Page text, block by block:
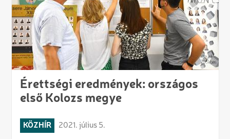
Érettségi eredmények: országos
első Kolozs megye
KÖZHÍR 2021. július 5.